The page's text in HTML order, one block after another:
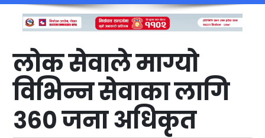
लोक सेवाले माग्यो
विभिन्न सेवाका लागि
३६० जना अधिकृत